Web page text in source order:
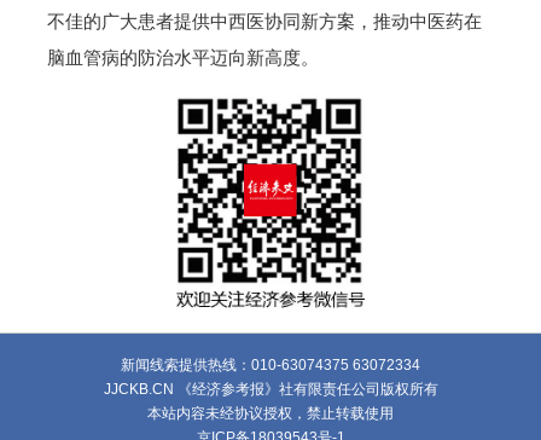
不佳的广大患者提供中西医协同新方案，推动中医药在
脑血管病的防治水平迈向新高度。
新闻线索提供热线：010-63074375 63072334
JJCKB.CN 《经济参考报》社有限责任公司版权所有
本站内容未经协议授权，禁止转载使用